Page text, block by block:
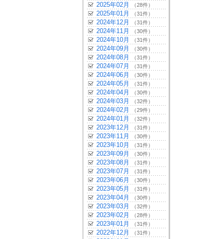
2025年02月 （28件）
2025年01月 （31件）
2024年12月 （31件）
2024年11月 （30件）
2024年10月 （31件）
2024年09月 （30件）
2024年08月 （31件）
2024年07月 （31件）
2024年06月 （30件）
2024年05月 （31件）
2024年04月 （30件）
2024年03月 （32件）
2024年02月 （29件）
2024年01月 （32件）
2023年12月 （31件）
2023年11月 （30件）
2023年10月 （31件）
2023年09月 （30件）
2023年08月 （31件）
2023年07月 （31件）
2023年06月 （30件）
2023年05月 （31件）
2023年04月 （30件）
2023年03月 （32件）
2023年02月 （28件）
2023年01月 （31件）
2022年12月 （31件）